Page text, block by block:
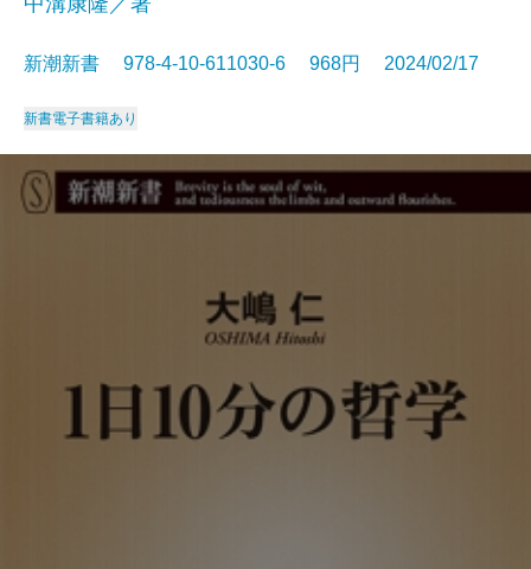
新潮新書 978-4-10-611030-6 968円 2024/02/17
新書電子書籍あり